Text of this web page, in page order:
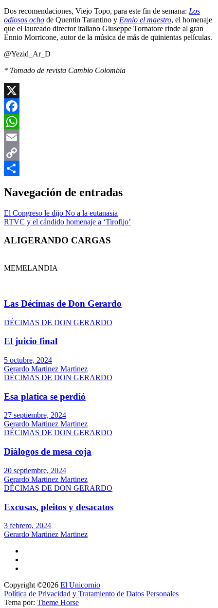
Dos recomendaciones, Viejo Topo, para este fin de semana: Los
odiosos ocho de Quentin Tarantino y Ennio el maestro, el homenaje
que el laureado director italiano Giuseppe Tornatore rinde al gran
Ennio Morricone, autor de la música de más de quinientas películas.
@Yezid_Ar_D
* Tomado de revista Cambio Colombia
X
Facebook
WhatsApp
Email
Copy
Navegación de entradas
El Congreso le dijo No a la eutanasia
RTVC y el cándido homenaje a ‘Tirofijo’
ALIGERANDO CARGAS
MEMELANDIA
Las Décimas de Don Gerardo
DÉCIMAS DE DON GERARDO
El juicio final
5 octubre, 2024
Gerardo Martinez Martinez
DÉCIMAS DE DON GERARDO
Esa platica se perdió
27 septiembre, 2024
Gerardo Martinez Martinez
DÉCIMAS DE DON GERARDO
Diálogos de mesa coja
20 septiembre, 2024
Gerardo Martinez Martinez
DÉCIMAS DE DON GERARDO
Excusas, pleitos y desacatos
3 febrero, 2024
Gerardo Martinez Martinez
Copyright ©2026 El Unicornio
Política de Privacidad y Tratamiento de Datos Personales
Tema por: Theme Horse